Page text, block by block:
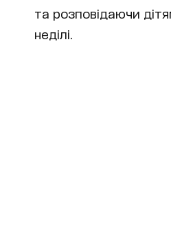
та розповідаючи
неділі.